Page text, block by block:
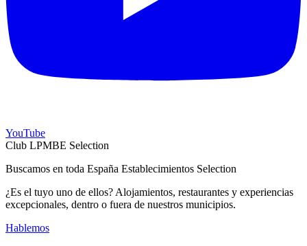
YouTube
Club LPMBE Selection
Buscamos en toda España Establecimientos Selection
¿Es el tuyo uno de ellos? Alojamientos, restaurantes y experiencias
excepcionales, dentro o fuera de nuestros municipios.
Hablemos